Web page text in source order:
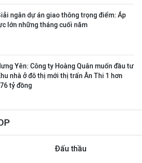
ngân dự án giao thông trọng điểm: Áp
lớn những tháng cuối năm
Yên: Công ty Hoàng Quân muốn đầu tư
nhà ở đô thị mới thị trấn Ân Thi 1 hơn
tỷ đồng
Đấu thầu